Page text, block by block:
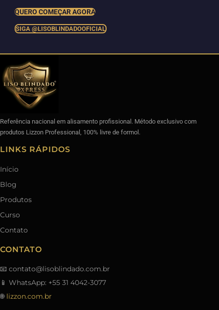
QUERO COMEÇAR AGORA
SIGA @LISOBLINDADOOFICIAL
Referência nacional em alisamento profissional. Método exclusivo com
produtos Lizzon Professional, 100% livre de formol.
LINKS RÁPIDOS
Início
Blog
Produtos
Curso
Contato
CONTATO
📧 contato@lisoblindado.com.br
📱 WhatsApp: +55 31 4042-3077
🌐 lizzon.com.br